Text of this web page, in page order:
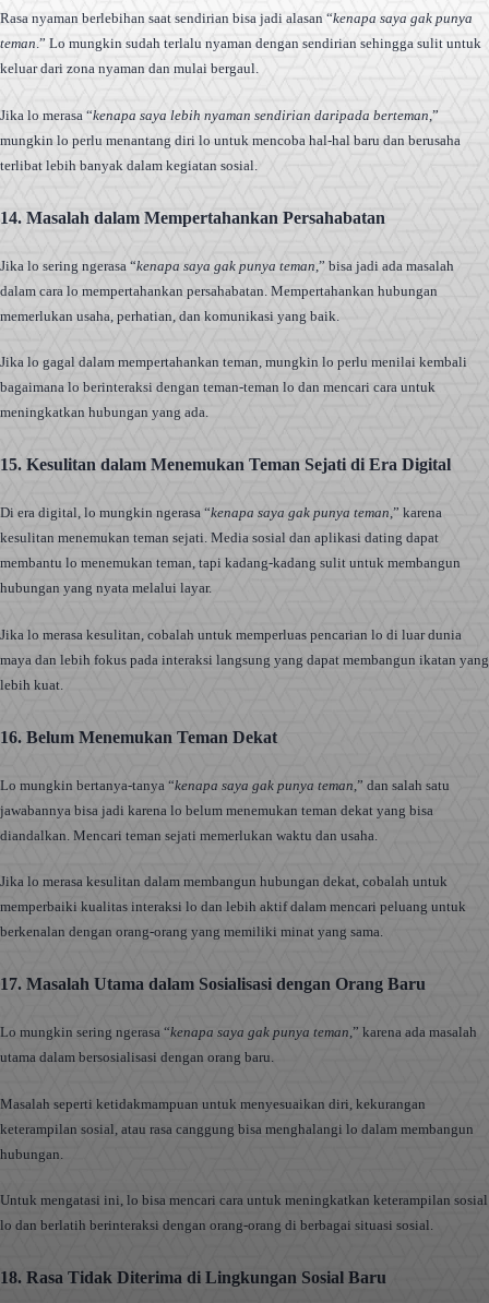
Rasa nyaman berlebihan saat sendirian bisa jadi alasan “kenapa saya gak punya
teman.” Lo mungkin sudah terlalu nyaman dengan sendirian sehingga sulit untuk
keluar dari zona nyaman dan mulai bergaul.
Jika lo merasa “kenapa saya lebih nyaman sendirian daripada berteman ,”
mungkin lo perlu menantang diri lo untuk mencoba hal-hal baru dan berusaha
terlibat lebih banyak dalam kegiatan sosial.
14. Masalah dalam Mempertahankan Persahabatan
Jika lo sering ngerasa “kenapa saya gak punya teman ,” bisa jadi ada masalah
dalam cara lo mempertahankan persahabatan. Mempertahankan hubungan
memerlukan usaha, perhatian, dan komunikasi yang baik.
Jika lo gagal dalam mempertahankan teman, mungkin lo perlu menilai kembali
bagaimana lo berinteraksi dengan teman-teman lo dan mencari cara untuk
meningkatkan hubungan yang ada.
15. Kesulitan dalam Menemukan Teman Sejati di Era Digital
Di era digital, lo mungkin ngerasa “kenapa saya gak punya teman,” karena
kesulitan menemukan teman sejati. Media sosial dan aplikasi dating dapat
membantu lo menemukan teman, tapi kadang-kadang sulit untuk membangun
hubungan yang nyata melalui layar.
Jika lo merasa kesulitan, cobalah untuk memperluas pencarian lo di luar dunia
maya dan lebih fokus pada interaksi langsung yang dapat membangun ikatan yang
lebih kuat.
16. Belum Menemukan Teman Dekat
Lo mungkin bertanya-tanya “kenapa saya gak punya teman ,” dan salah satu
jawabannya bisa jadi karena lo belum menemukan teman dekat yang bisa
diandalkan. Mencari teman sejati memerlukan waktu dan usaha.
Jika lo merasa kesulitan dalam membangun hubungan dekat, cobalah untuk
memperbaiki kualitas interaksi lo dan lebih aktif dalam mencari peluang untuk
berkenalan dengan orang-orang yang memiliki minat yang sama.
17. Masalah Utama dalam Sosialisasi dengan Orang Baru
Lo mungkin sering ngerasa “kenapa saya gak punya teman,” karena ada masalah
utama dalam bersosialisasi dengan orang baru.
Masalah seperti ketidakmampuan untuk menyesuaikan diri, kekurangan
keterampilan sosial, atau rasa canggung bisa menghalangi lo dalam membangun
hubungan.
Untuk mengatasi ini, lo bisa mencari cara untuk meningkatkan keterampilan sosial
lo dan berlatih berinteraksi dengan orang-orang di berbagai situasi sosial.
18. Rasa Tidak Diterima di Lingkungan Sosial Baru